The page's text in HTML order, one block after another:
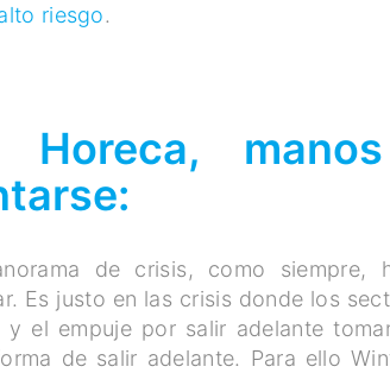
riesgo.
Horeca,
de crisis, como siempre,
Es justo en las crisis donde los
y el empuje por salir adelante
de salir adelante. Para ello